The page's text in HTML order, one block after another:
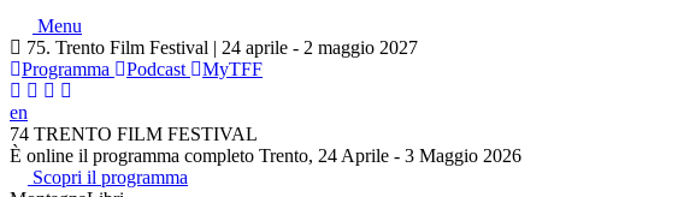
Menu
75. Trento Film Festival | 24 aprile - 2 maggio 2027
Programma
Podcast MyTFF
en
74 TRENTO FILM FESTIVAL
È online il programma completo Trento, 24 Aprile - 3 Maggio 2026
Scopri il programma